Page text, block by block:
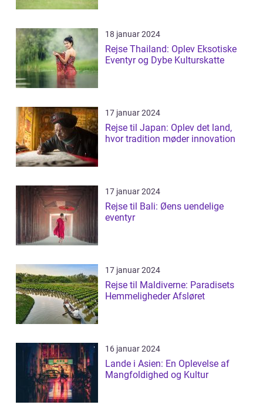
18 januar 2024
Rejse Thailand: Oplev Eksotiske
Eventyr og Dybe Kulturskatte
17 januar 2024
Rejse til Japan: Oplev det land,
hvor tradition møder innovation
17 januar 2024
Rejse til Bali: Øens uendelige
eventyr
17 januar 2024
Rejse til Maldiverne: Paradisets
Hemmeligheder Afsløret
16 januar 2024
Lande i Asien: En Oplevelse af
Mangfoldighed og Kultur